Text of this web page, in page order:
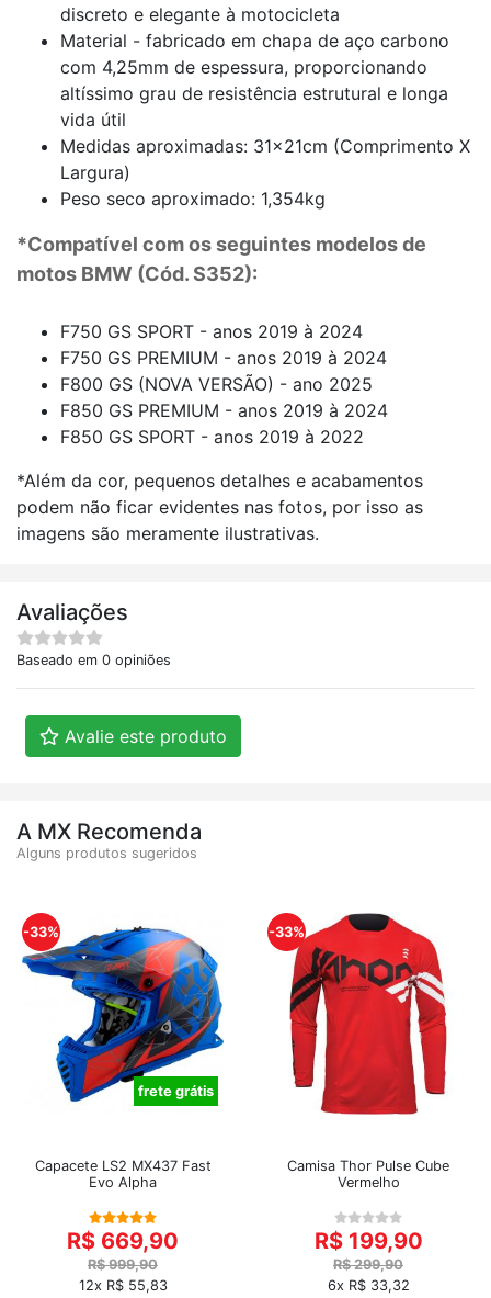
discreto e elegante à motocicleta
Material - fabricado em chapa de aço carbono
com 4,25mm de espessura, proporcionando
altíssimo grau de resistência estrutural e longa
vida útil
Medidas aproximadas: 31x21cm (Comprimento X
Largura)
Peso seco aproximado: 1,354kg
*Compatível com os seguintes modelos de
motos BMW (Cód. S352):
F750 GS SPORT - anos 2019 à 2024
F750 GS PREMIUM - anos 2019 à 2024
F800 GS (NOVA VERSÃO) - ano 2025
F850 GS PREMIUM - anos 2019 à 2024
F850 GS SPORT - anos 2019 à 2022
*Além da cor, pequenos detalhes e acabamentos
podem não ficar evidentes nas fotos, por isso as
imagens são meramente ilustrativas.
Avaliações
Baseado em 0 opiniões
Avalie este produto
A MX Recomenda
Alguns produtos sugeridos
-33%
frete grátis
Capacete LS2 MX437 Fast
Evo Alpha
R$ 669,90
R$ 999,90
12x R$ 55,83
-33%
Camisa Thor Pulse Cube
Vermelho
R$ 199,90
R$ 299,90
6x R$ 33,32